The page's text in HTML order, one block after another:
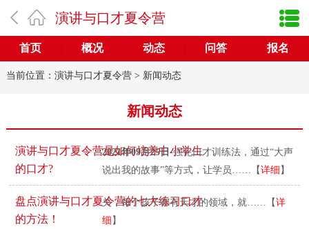
演讲与口才夏令营
首页 概况 动态 问答 报名
当前位置： 演讲与口才夏令营> 新闻动态
新闻动态
演讲与口才夏令营是如何培养中小学生
的口才?
2021年09月25日-强化口才训练法，通过“大声
说出我的故事”等方式，让学员……【详细 】
盘点演讲与口才夏令营的七大练习口才
的方法！
2021年09月25日-每个孩子都有引爆生命的开
关，每个孩子都有天才的领域，就……【详
细 】